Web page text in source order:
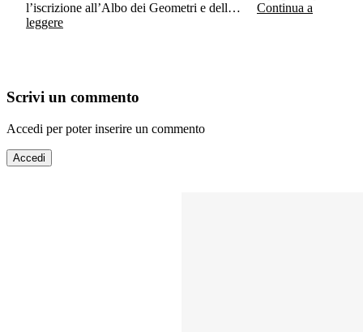
l’iscrizione all’Albo dei Geometri e dell…
Continua a
leggere
Scrivi un commento
Accedi per poter inserire un commento
Accedi